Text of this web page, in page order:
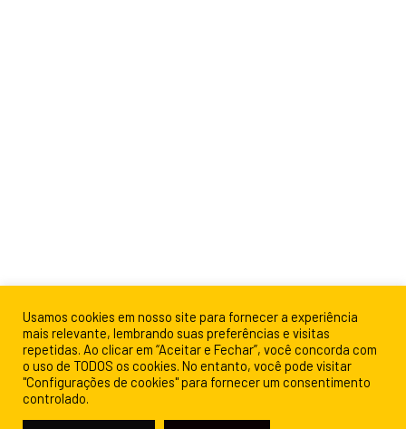
Usamos cookies em nosso site para fornecer a experiência
mais relevante, lembrando suas preferências e visitas
repetidas. Ao clicar em “Aceitar e Fechar”, você concorda com
o uso de TODOS os cookies. No entanto, você pode visitar
"Configurações de cookies" para fornecer um consentimento
controlado.